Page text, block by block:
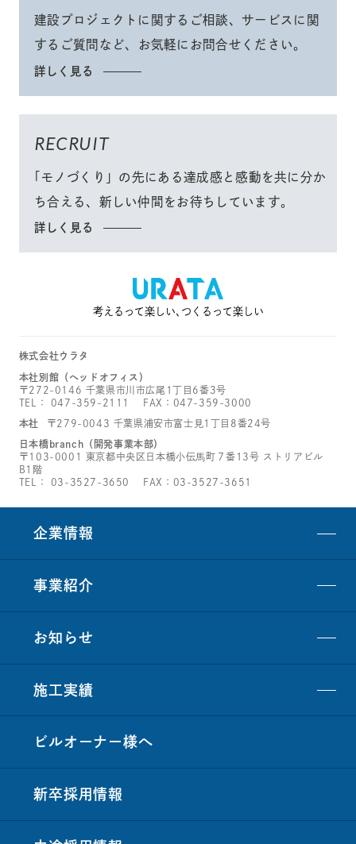
建設プロジェクトに関するご相談、サービスに関
するご質問など、 お気軽にお問合せください。
詳しく見る
RECRUIT
「モノづくり」 の先にある達成感と感動を共に分か
ち合える、 新しい仲間をお待ちしています。
詳しく見る
考えるって楽しい､つくるって楽しい
株式会社ウラタ
本社別館（ヘッドオフィス）
〒272-0146 千葉県市川市広尾1丁目6番3号
TEL： 047-359-2111 FAX：047-359-3000
本社 〒279-0043 千葉県浦安市富士見1丁目8番24号
日本橋branch（開発事業本部）
〒103-0001 東京都中央区日本橋小伝馬町７番13号 ストリアビル
B1階
TEL： 03-3527-3650 FAX：03-3527-3651
企業情報
事業紹介
お知らせ
施工実績
ビルオーナー様へ
新卒採用情報